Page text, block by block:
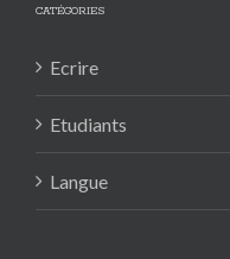
CATÉGORIES
Ecrire
Etudiants
Langue